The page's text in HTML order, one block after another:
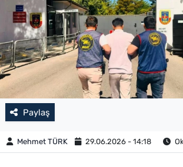
Paylaş
Mehmet TÜRK 29.06.2026 - 14:18